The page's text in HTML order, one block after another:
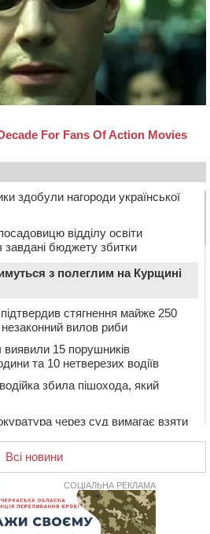
здобули нагороди української
відділу освіти
завдані бюджету збитки
з полеглим на Курщині
стягнення майже 250
вилов риби
виявили 15 порушників
та 10 нетверезих водіїв
збила пішохода, який
через суд вимагає взяти
під колесами вантажівки
для приватизації
у центрі міста
для пенсії: як його докупити та що
Всі новини
СОЦІАЛЬНА РЕКЛАМА